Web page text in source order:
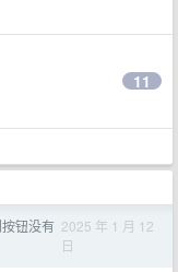
11
钮没有 2025 年 1 月 12
日